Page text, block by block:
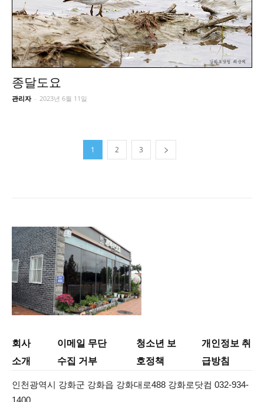
종달도요
관리자 - 2023년 6월 11일
1 2 3
회사
소개
이메일 무단
수집 거부
청소년 보
호정책
개인정보 취
급방침
인천광역시 강화군 강화읍 강화대로488 강화로닷컴 032-934-
1400